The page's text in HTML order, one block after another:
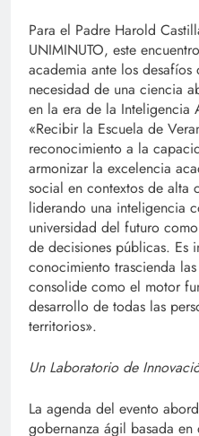
Para el Padre Harold
UNIMINUTO, este
academia ante los
necesidad de una ciencia
en la era de la Inteligencia
«Recibir la Escuela de
reconocimiento a la
armonizar la excelencia
social en contextos de alta
liderando una inteligencia
universidad del futuro
de decisiones públicas. Es
conocimiento trascienda
consolide como el motor
desarrollo de todas las
territorios».
Un Laboratorio de
La agenda del evento
gobernanza ágil basada